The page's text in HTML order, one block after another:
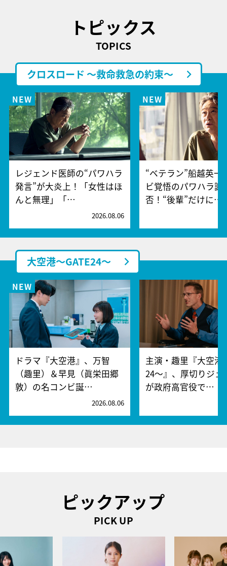
トピックス
TOPICS
クロスロード ～救命救急の約束～
レジェンド医師の“パワハラ
発言”が大炎上！「女性はほ
んと無理」「…
2026.08.06
“ベテラン”船越英一
ビ覚悟のパワハラ謝
否！“後輩”だけに…
大空港～GATE24～
ドラマ『大空港』、万智
（趣里）＆早見（眞栄田郷
敦）の名コンビ誕…
2026.08.06
主演・趣里『大空港
24～』、厚切りジェ
が政府高官役で…
ピックアップ
PICK UP